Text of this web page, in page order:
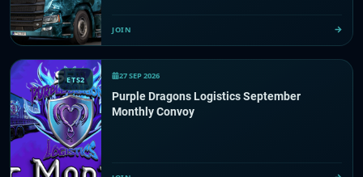
JOIN
ETS2 27 SEP 2026
Purple Dragons Logistics September
Monthly Convoy